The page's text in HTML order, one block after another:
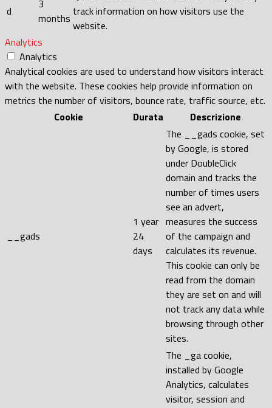
d
3
months track information on how visitors use the
website.
Analytics
Analytics
Analytical cookies are used to understand how visitors interact
with the website. These cookies help provide information on
metrics the number of visitors, bounce rate, traffic source, etc.
Cookie
Durata Descrizione
__gads
1 year
24
days
The __gads cookie, set
by Google, is stored
under DoubleClick
domain and tracks the
number of times users
see an advert,
measures the success
of the campaign and
calculates its revenue.
This cookie can only be
read from the domain
they are set on and will
not track any data while
browsing through other
sites.
The _ga cookie,
installed by Google
Analytics, calculates
visitor, session and